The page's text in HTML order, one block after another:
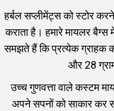
हर्बल सप्लीमेंट्स को स्टोर
कराता है। हमारे मायलर बैग्स
समझते हैं कि प्रत्येक ग्राहक
और 28
उच्च गुणवत्ता वाले कस्टम
अपने सपनों को साकार कर